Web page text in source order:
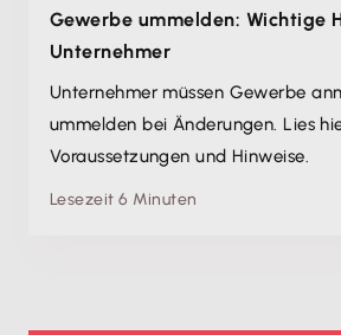
Gewerbe ummelden: Wichtige
Unternehmer
Unternehmer müssen Gewerbe
ummelden bei Änderungen. Lies
Voraussetzungen und Hinweise.
Lesezeit 6 Minuten